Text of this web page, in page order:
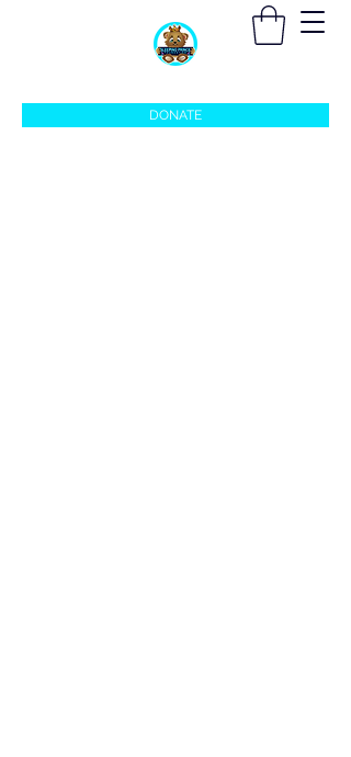
sleepingprincefoundation@gmail.com
DONATE